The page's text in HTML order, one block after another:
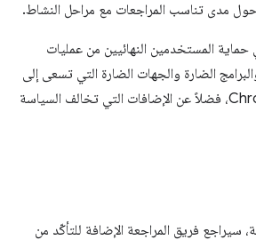
مدى تناسب المراجعات مع مراحل النشاط.
المستخدمين النهائيين من عمليات
الضارة والجهات الضارة التي تسعى إلى
استغلال مستخدمي Chrome، فضلاً عن الإضافات التي تخالف السياسة
سيراجع فريق المراجعة الإضافة للتأكّد من